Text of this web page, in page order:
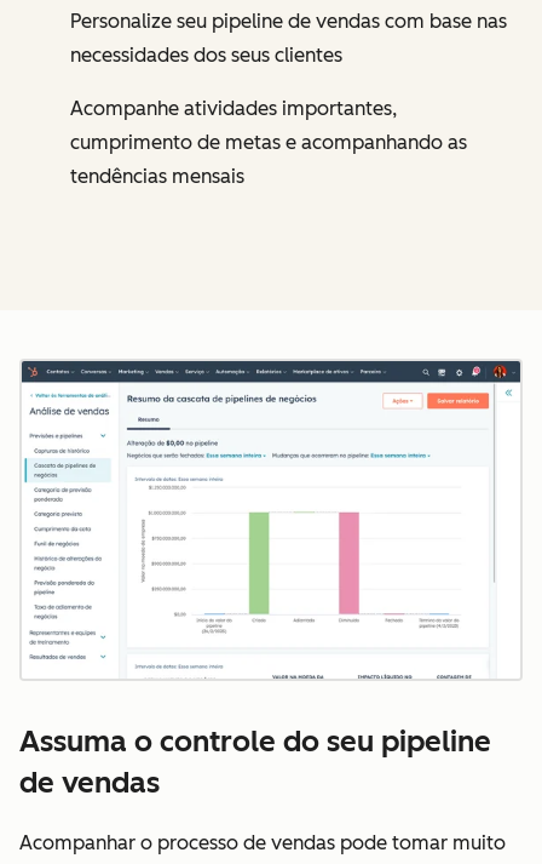
Personalize seu pipeline de vendas com base nas
necessidades dos seus clientes
Acompanhe atividades importantes,
cumprimento de metas e acompanhando as
tendências mensais
Assuma o controle do seu pipeline
de vendas
Acompanhar o processo de vendas pode tomar muito